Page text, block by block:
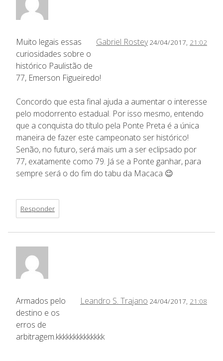
Gabriel Rostey 24/04/2017, 21:02
Muito legais essas
curiosidades sobre o
histórico Paulistão de
77, Emerson Figueiredo!
Concordo que esta final ajuda a aumentar o interesse
pelo modorrento estadual. Por isso mesmo, entendo
que a conquista do título pela Ponte Preta é a única
maneira de fazer este campeonato ser histórico!
Senão, no futuro, será mais um a ser eclipsado por
77, exatamente como 79. Já se a Ponte ganhar, para
sempre será o do fim do tabu da Macaca 😉
Responder
Leandro S. Trajano 24/04/2017, 21:08
Armados pelo
destino e os
erros de
arbitragem.kkkkkkkkkkkkkk